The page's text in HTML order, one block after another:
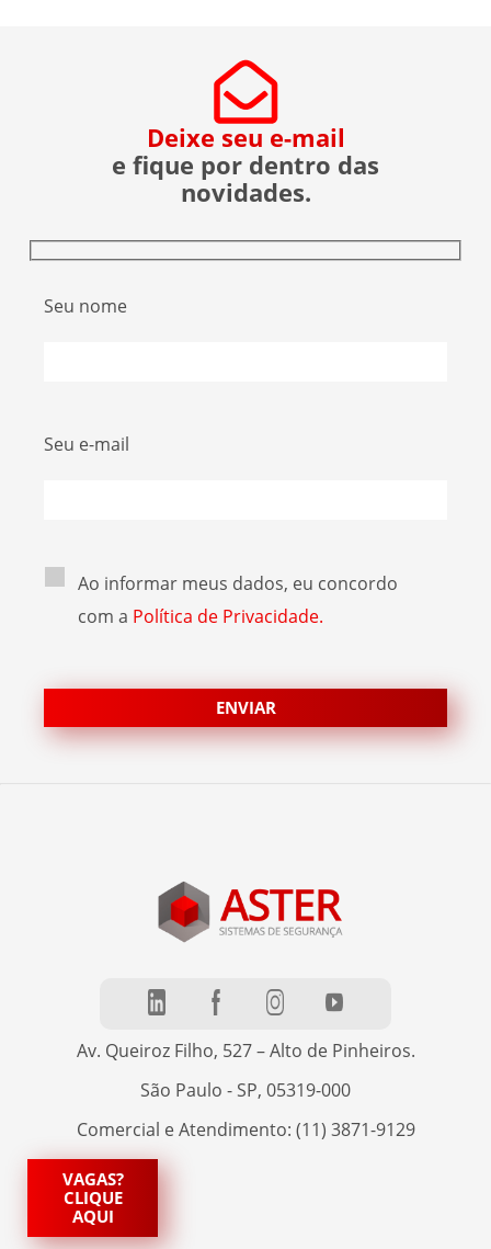
Deixe seu e-mail
e fique por dentro das
novidades.
Seu nome
Seu e-mail
Ao informar meus dados, eu concordo
com a Política de Privacidade.
Av. Queiroz Filho, 527 – Alto de Pinheiros.
São Paulo - SP, 05319-000
Comercial e Atendimento: (11) 3871-9129
VAGAS?
CLIQUE
AQUI